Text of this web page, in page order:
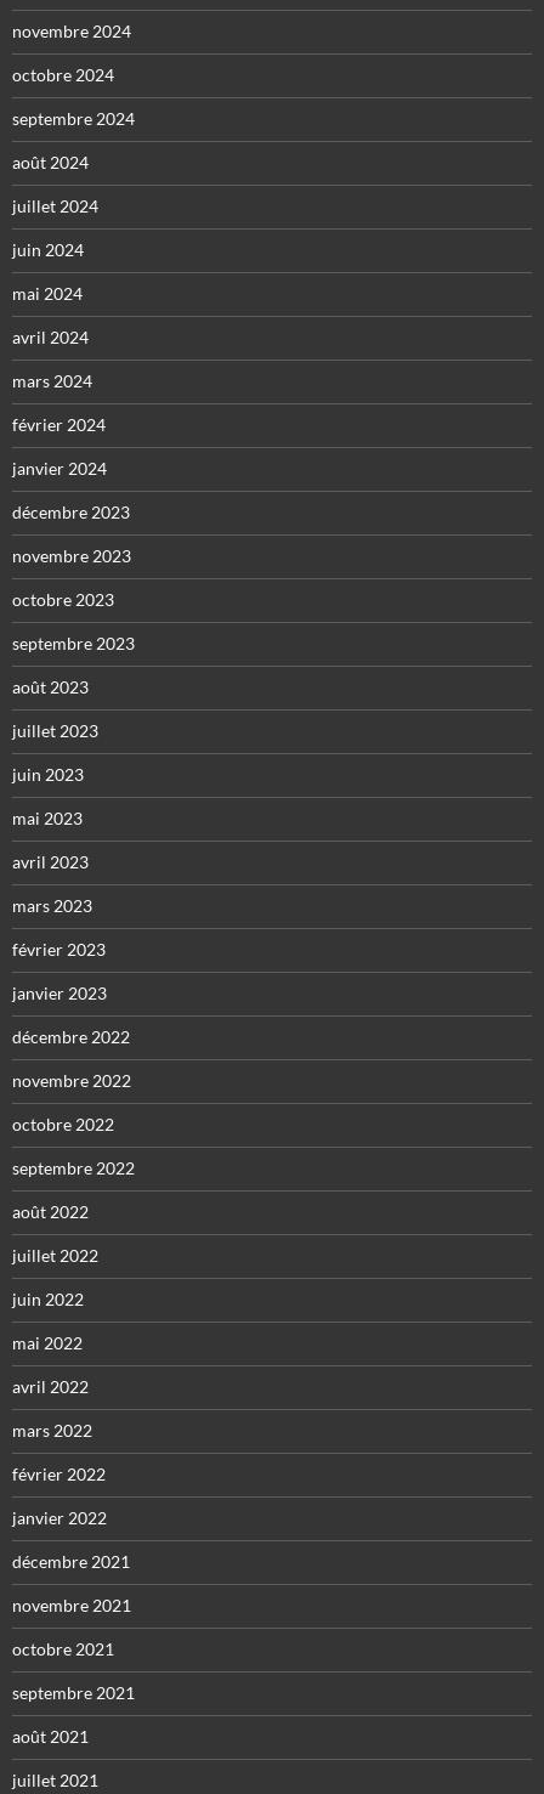
novembre 2024
octobre 2024
septembre 2024
août 2024
juillet 2024
juin 2024
mai 2024
avril 2024
mars 2024
février 2024
janvier 2024
décembre 2023
novembre 2023
octobre 2023
septembre 2023
août 2023
juillet 2023
juin 2023
mai 2023
avril 2023
mars 2023
février 2023
janvier 2023
décembre 2022
novembre 2022
octobre 2022
septembre 2022
août 2022
juillet 2022
juin 2022
mai 2022
avril 2022
mars 2022
février 2022
janvier 2022
décembre 2021
novembre 2021
octobre 2021
septembre 2021
août 2021
juillet 2021